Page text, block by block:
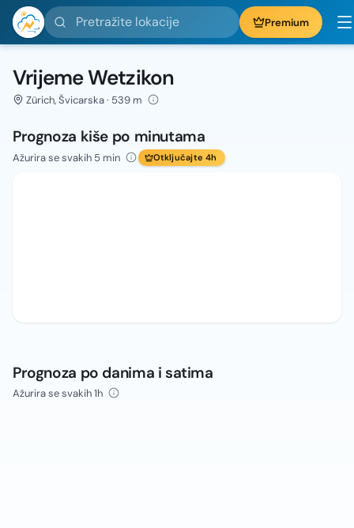
Pretražite lokacije Premium
Vrijeme Wetzikon
Zürich, Švicarska · 539 m
Prognoza kiše po minutama
Ažurira se svakih 5 min Otključajte 4h
Prognoza po danima i satima
Ažurira se svakih 1h